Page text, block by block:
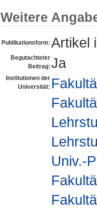
Weitere
Publikationsform: Artikel
Begutachteter
Beitrag: Ja
Institutionen der
Universität:
Univ.-